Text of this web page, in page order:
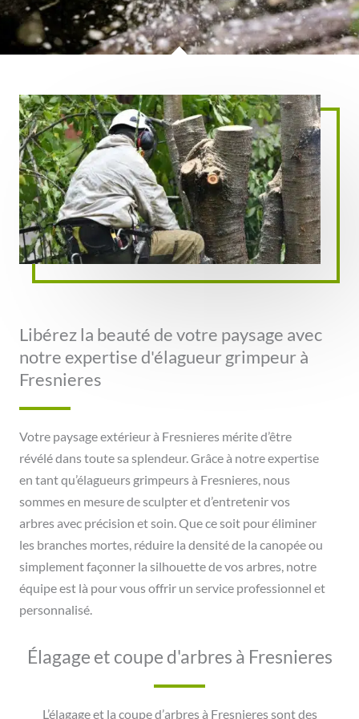
Libérez la beauté de votre paysage avec
notre expertise d'élagueur grimpeur à
Fresnieres
Votre paysage extérieur à Fresnieres mérite d’être
révélé dans toute sa splendeur. Grâce à notre expertise
en tant qu’élagueurs grimpeurs à Fresnieres, nous
sommes en mesure de sculpter et d’entretenir vos
arbres avec précision et soin. Que ce soit pour éliminer
les branches mortes, réduire la densité de la canopée ou
simplement façonner la silhouette de vos arbres, notre
équipe est là pour vous offrir un service professionnel et
personnalisé.
Élagage et coupe d'arbres à Fresnieres
L’élagage et la coupe d’arbres à Fresnieres sont des